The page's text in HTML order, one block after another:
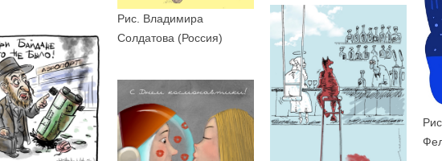
Рис. Владимира
Солдатова (Россия)